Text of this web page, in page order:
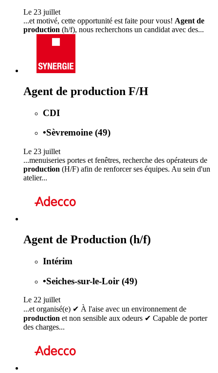
Le 23 juillet
...et motivé, cette opportunité est faite pour vous! Agent de
production (h/f), nous recherchons un candidat avec des...
Agent de production F/H
CDI
•Sèvremoine (49)
Le 23 juillet
...menuiseries portes et fenêtres, recherche des opérateurs de
production (H/F) afin de renforcer ses équipes. Au sein d'un
atelier...
Agent de Production (h/f)
Intérim
•Seiches-sur-le-Loir (49)
Le 22 juillet
...et organisé(e) ✔ À l'aise avec un environnement de
production et non sensible aux odeurs ✔ Capable de porter
des charges...